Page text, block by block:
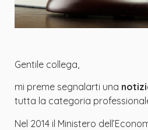
Gentile collega,
mi preme segnalarti una
tutta la categoria
Nel 2014 il Ministero